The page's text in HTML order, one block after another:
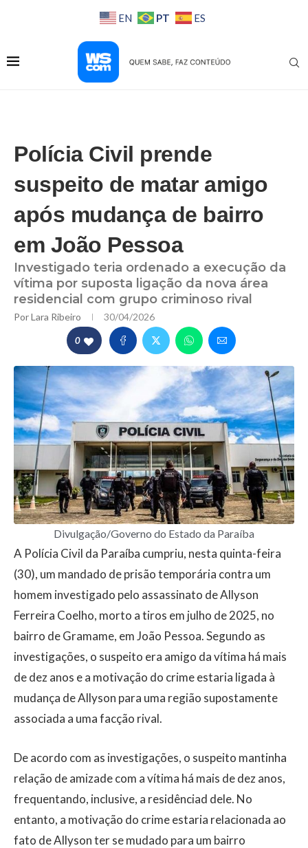
EN PT ES
Polícia Civil prende
suspeito de matar amigo
após mudança de bairro
em João Pessoa
Investigado teria ordenado a execução da
vítima por suposta ligação da nova área
residencial com grupo criminoso rival
PorLara Ribeiro 30/04/2026
0
Divulgação/Governo do Estado da Paraíba
A Polícia Civil da Paraíba cumpriu, nesta quinta-feira
(30), um mandado de prisão temporária contra um
homem investigado pelo assassinato de Allyson
Ferreira Coelho, morto a tiros em julho de 2025, no
bairro de Gramame, em João Pessoa. Segundo as
investigações, o suspeito era amigo da vítima há mais
de dez anos e a motivação do crime estaria ligada à
mudança de Allyson para uma região supostamente
associada a uma facção rival.
De acordo com as investigações, o suspeito mantinha
relação de amizade com a vítima há mais de dez anos,
frequentando, inclusive, a residênciad dele. No
entanto, a motivação do crime estaria relacionada ao
fato de Allyson ter se mudado para um bairro